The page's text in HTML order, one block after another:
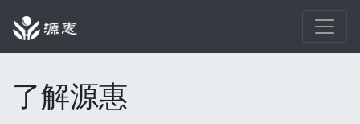
了解源惠